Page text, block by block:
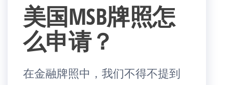
美国MSB牌照怎
么申请？
在金融牌照中，我们不得不提到